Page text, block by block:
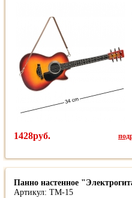
1428руб.
Панно настенное
Артикул: TM-15